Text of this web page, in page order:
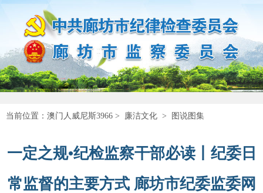
当前位置： 澳门人威尼斯3966 > 廉洁文化 > 图说图集
一定之规•纪检监察干部必读丨纪委日
常监督的主要方式 廊坊市纪委监委网